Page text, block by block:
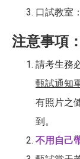
口試教室
注意事項：
請考生務
甄試通知
有照片之
到。
不用自己